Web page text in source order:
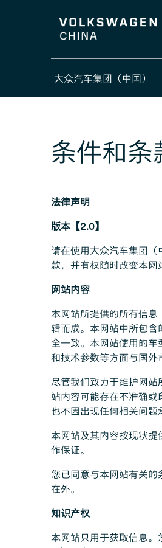
大众汽车集团（中国）
条件和条
法律声明
版本【2.0】
请在使用大众汽车集团
款，并有权随时改变本网
网站内容
本网站所提供的所有信
辑而成。本网站中所包
全一致。本网站使用的
和技术参数等方面与国外
尽管我们致力于维护网
站内容可能存在不准确或
也不因出现任何相关问题
本网站及其内容按现状
作保证。
您已同意与本网站有关
在外。
知识产权
本网站只用于获取信息